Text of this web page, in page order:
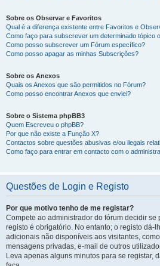
Sobre os Observar e Favoritos
Qual é a diferença existente entre Favoritos e
Como faço para subscrever um determinado tópico
Como posso subscrever um Fórum específico?
Como posso apagar as minhas Subscrições?
Sobre os Anexos
Quais os Anexos que são permitidos no Fórum?
Como posso encontrar Anexos que enviei?
Sobre o Sistema phpBB3
Quem Escreveu o phpBB?
Por que não existe a Função X?
Contactos sobre questões abusivas e/ou ilegais
Como faço para entrar em contacto com o
Questões de Login e Registo
Por que motivo tenho de me registar?
Compete ao administrador do fórum decidir se
registo é obrigatório. No entanto; o registo dá-
adicionais não disponíveis aos visitantes,
mensagens privadas, e-mail de outros
Leva apenas alguns minutos para se registar,